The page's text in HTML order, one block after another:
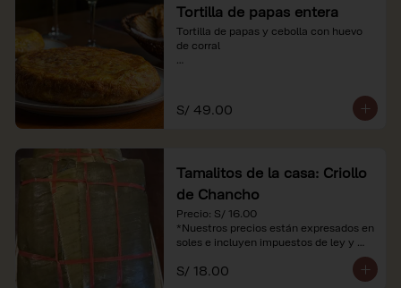
Tortilla de papas entera
Tortilla de papas y cebolla con huevo
de corral
S/ 49.00
Tamalitos de la casa: Criollo
de Chancho
Precio: S/ 16.00
*Nuestros precios están expresados en
soles e incluyen impuestos de ley y
S/ 18.00